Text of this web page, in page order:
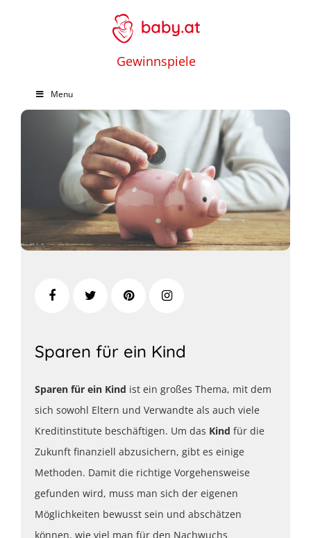
Gewinnspiele
Menu
Sparen für ein Kind
Sparen für ein Kind ist ein großes Thema, mit dem
sich sowohl Eltern und Verwandte als auch viele
Kreditinstitute beschäftigen. Um das Kind für die
Zukunft finanziell abzusichern, gibt es einige
Methoden. Damit die richtige Vorgehensweise
gefunden wird, muss man sich der eigenen
Möglichkeiten bewusst sein und abschätzen
können, wie viel man für den Nachwuchs